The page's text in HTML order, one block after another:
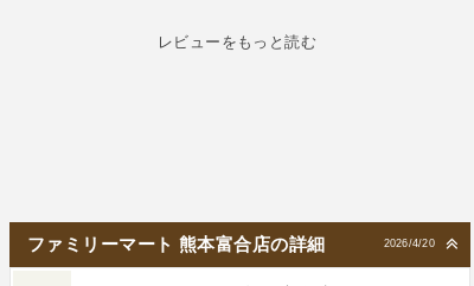
レビューをもっと読む
2026/4/20
ファミリーマート 熊本富合店の詳細